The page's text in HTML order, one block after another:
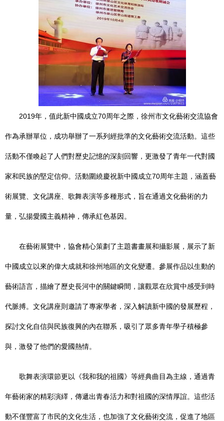
2019年，值此新中國成立70周年之際，徐州市文化藝術交流協會
作為承辦單位，成功舉辦了一系列經批準的文化藝術交流活動。這些
活動不僅喚起了人們對歷史記憶的深刻回響，更激發了青年一代對國
家和民族的堅定信仰。活動圍繞慶祝新中國成立70周年主題，涵蓋藝
術展覽、文化講座、歌舞表演等多種形式，旨在通過文化藝術的力
量，弘揚愛國主義精神，傳承紅色基因。
在藝術展覽中，協會精心策劃了主題書畫展和攝影展，展示了新
中國成立以來的偉大成就和徐州地區的文化變遷。參展作品以生動的
藝術語言，描繪了歷史長河中的關鍵瞬間，讓觀眾在欣賞中感受到時
代脈搏。文化講座則邀請了專家學者，深入解讀新中國的發展歷程，
探討文化自信與民族復興的內在聯系，吸引了眾多青年學子積極參
與，激發了他們的愛國熱情。
歌舞表演環節更以《我和我的祖國》等經典曲目為主線，通過青
年藝術家的精彩演繹，傳遞出青春活力和對祖國的深情厚誼。這些活
動不僅豐富了市民的文化生活，也加強了文化藝術交流，促進了地區